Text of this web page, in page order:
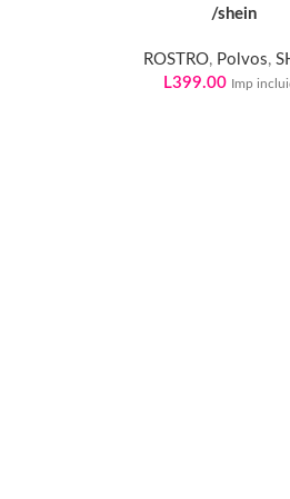
/shein
ROSTRO, Polvos,
L399.00 Imp